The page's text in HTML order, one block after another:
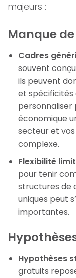
majeurs :
Manque
Cadres
souvent
ils peuvent
et spécificités
économique
secteur et
complexe.
Flexibilité
pour tenir
structures de
uniques peut
importantes.
Hypothèses
gratuits